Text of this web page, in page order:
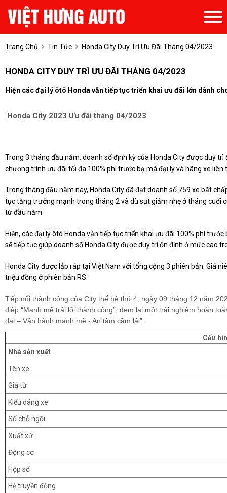
Trang Chủ Tin Tức Honda City Duy Trì Ưu Đãi Tháng 04/2023
HONDA CITY DUY TRÌ ƯU ĐÃI THÁNG 04/2023
Hiện các đại lý ôtô Honda vẫn tiếp tục triển khai ưu đãi lớn dành
Honda City 2023 Ưu đãi tháng 04/2023
Trong 3 tháng đầu năm, doanh số định kỳ của Honda City được duy
chương trình ưu đãi tối đa 100% phí trước bạ mà đại lý và hãng xe
Trong tháng đầu năm nay, Honda City đã đạt doanh số 759 xe bất
tục tăng trưởng mạnh trong tháng 2 và dù sụt giảm nhẹ ở tháng cuối
từ đầu năm.
Hiện, các đại lý ôtô Honda vẫn tiếp tục triển khai ưu đãi 100% phí
sẽ tiếp tục giúp doanh số Honda City được duy trì ổn định ở mức cao
Honda City được lắp ráp tại Việt Nam với tổng cộng 3 phiên bản. Giá
triệu đồng ở phiên bản RS.
Tiếp nối thành công của City thế hệ thứ 4, ngày 09 tháng 12 năm
điệp “Mạnh mẽ trải lối thành công”, đem lại một trải nghiệm hoàn
đại – Vận hành mạnh mẽ - An tâm cầm lái”.
Cấu
Nhà sản xuất
Tên xe
Giá từ
Kiểu dáng xe
Số chỗ ngồi
Xuất xứ
Động cơ
Hộp số
Hệ truyền động